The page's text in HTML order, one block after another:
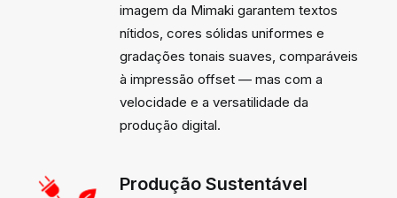
imagem da Mimaki garantem textos
nítidos, cores sólidas uniformes e
gradações tonais suaves, comparáveis
à impressão offset — mas com a
velocidade e a versatilidade da
produção digital.
Produção Sustentável